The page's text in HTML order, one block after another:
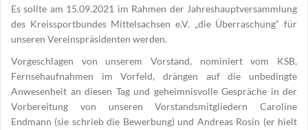
Es sollte am 15.09.2021 im Rahmen der Jahreshauptversammlung
des Kreissportbundes Mittelsachsen e.V. „die Überraschung“ für
unseren Vereinspräsidenten werden.
Vorgeschlagen von unserem Vorstand, nominiert vom KSB,
Fernsehaufnahmen im Vorfeld, drängen auf die unbedingte
Anwesenheit an diesen Tag und geheimnisvolle Gespräche in der
Vorbereitung von unseren Vorstandsmitgliedern Caroline
Endmann (sie schrieb die Bewerbung) und Andreas Rosin (er hielt